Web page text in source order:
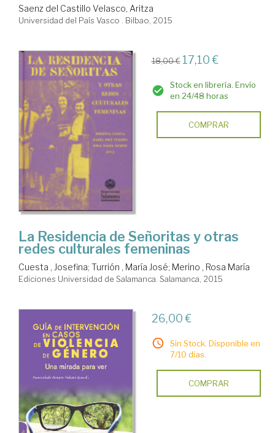
Saenz del Castillo Velasco, Aritza
Universidad del País Vasco . Bilbao, 2015
18,00 € 17,10 €
Stock en librería. Envío
en 24/48 horas
COMPRAR
La Residencia de Señoritas y otras
redes culturales femeninas
Cuesta , Josefina; Turrión , María José; Merino , Rosa María
Ediciones Universidad de Salamanca. Salamanca, 2015
26,00 €
Sin Stock. Disponible en
7/10 días.
COMPRAR